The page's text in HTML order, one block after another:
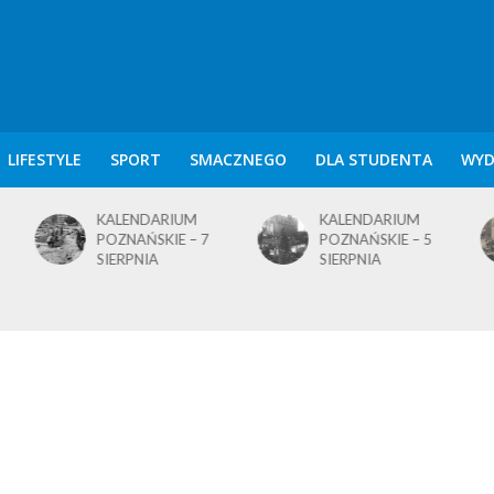
LIFESTYLE SPORT SMACZNEGO DLA STUDENTA
KALENDARIUM
POZNAŃSKIE – 7
SIERPNIA
KALENDARIUM
POZNAŃSKIE – 5
SIERPNIA